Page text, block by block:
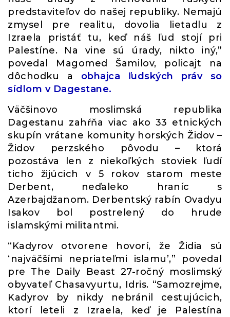
predstaviteľov do našej republiky. Nemajú
zmysel pre realitu, dovolia lietadlu z
Izraela pristáť tu, keď náš ľud stojí pri
Palestíne. Na vine sú úrady, nikto iný,”
povedal Magomed Šamilov, policajt na
dôchodku a obhajca ľudských práv so
sídlom v Dagestane.
Väčšinovo moslimská republika
Dagestanu zahŕňa viac ako 33 etnických
skupín vrátane komunity horských Židov –
Židov perzského pôvodu – ktorá
pozostáva len z niekoľkých stoviek ľudí
ticho žijúcich v 5 rokov starom meste
Derbent, neďaleko hraníc s
Azerbajdžanom. Derbentský rabín Ovadyu
Isakov bol postrelený do hrude
islamskými militantmi.
“Kadyrov otvorene hovorí, že Židia sú
‘najväčšími nepriateľmi islamu’,” povedal
pre The Daily Beast 27-ročný moslimský
obyvateľ Chasavyurtu, Idris. “Samozrejme,
Kadyrov by nikdy nebránil cestujúcich,
ktorí leteli z Izraela, keď je Palestína